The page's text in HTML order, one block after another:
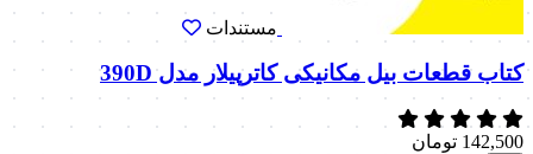
مستندات
کتاب قطعات بیل مکانیکی کاترپیلار مدل 390D
142,500 تومان